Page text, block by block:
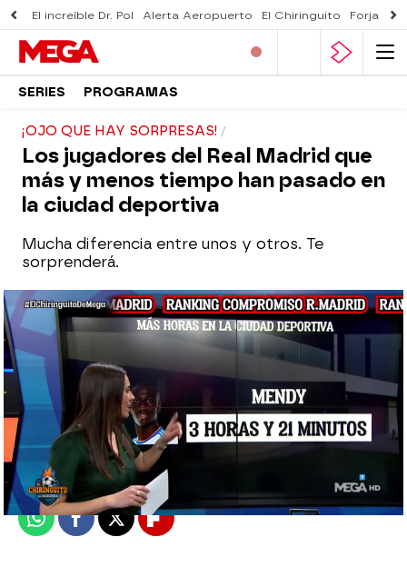
El increíble Dr. Pol Alerta Aeropuerto El Chiringuito Forjado
SERIES PROGRAMAS
¡OJO QUE HAY SORPRESAS!
Los jugadores del Real Madrid que
más y menos tiempo han pasado en
la ciudad deportiva
Mucha diferencia entre unos y otros. Te
sorprenderá.
El Chiringuito
Madrid
Publicado:03 de febrero de 2022, 03:10
WhatsappFacebook
X Flipboard